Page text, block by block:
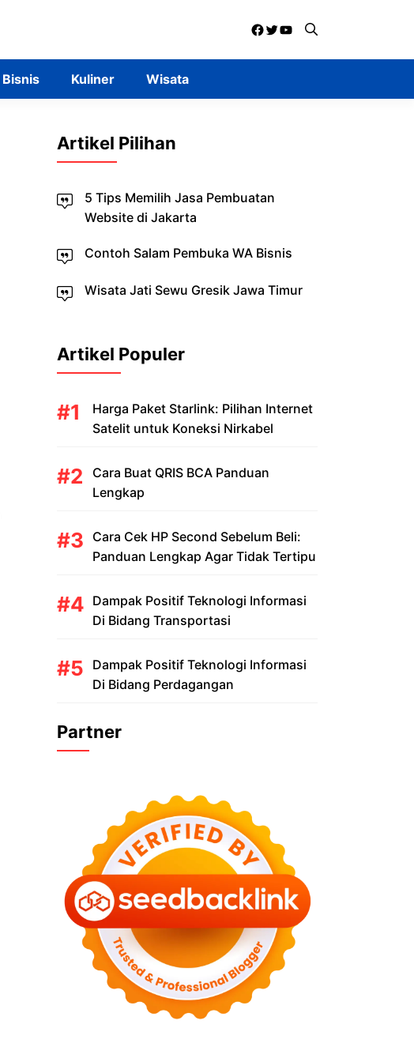
Facebook
Twitter
YouTube
Bisnis Kuliner Wisata
Artikel Pilihan
5 Tips Memilih Jasa Pembuatan
Website di Jakarta
Contoh Salam Pembuka WA Bisnis
Wisata Jati Sewu Gresik Jawa Timur
Artikel Populer
Harga Paket Starlink: Pilihan Internet
Satelit untuk Koneksi Nirkabel
Cara Buat QRIS BCA Panduan
Lengkap
Cara Cek HP Second Sebelum Beli:
Panduan Lengkap Agar Tidak Tertipu
Dampak Positif Teknologi Informasi
Di Bidang Transportasi
Dampak Positif Teknologi Informasi
Di Bidang Perdagangan
Partner